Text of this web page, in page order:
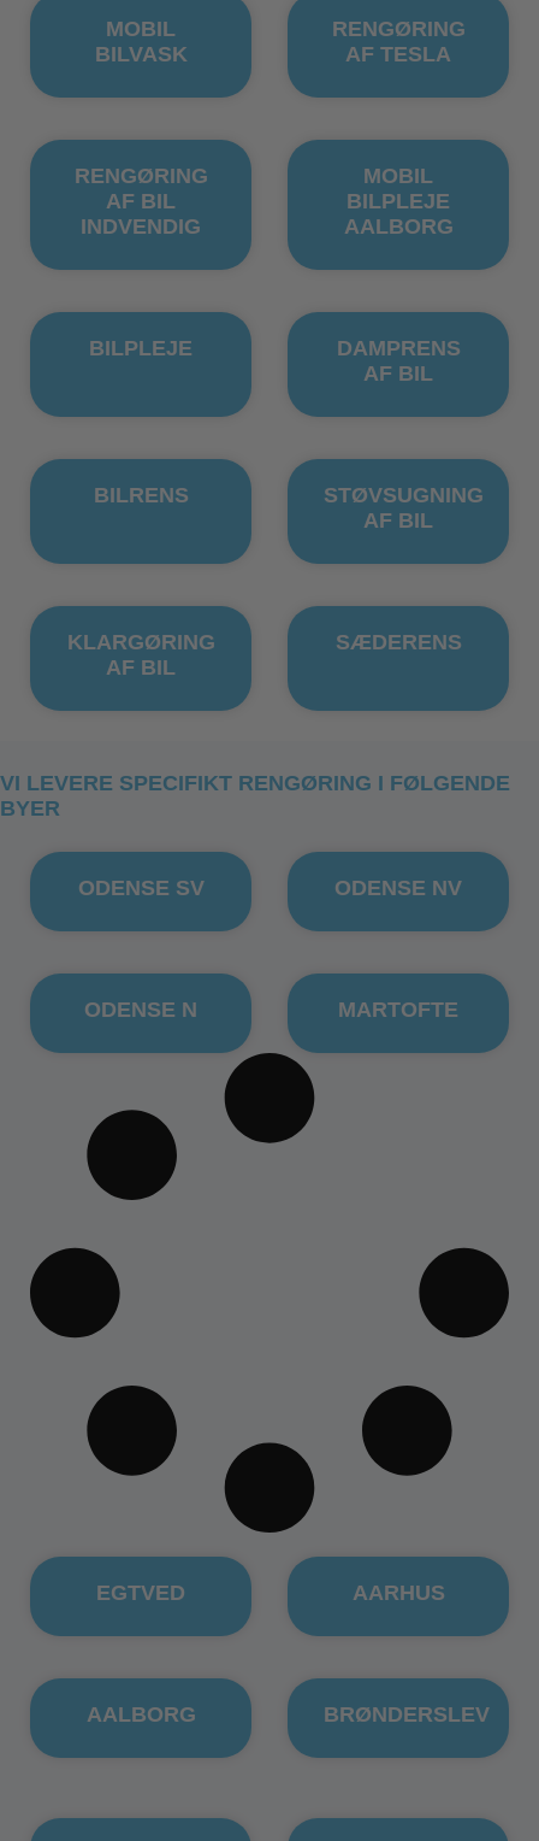
MOBIL
BILVASK
RENGØRING
AF TESLA
RENGØRING
AF BIL
INDVENDIG
MOBIL
BILPLEJE
AALBORG
BILPLEJE
DAMPRENS
AF BIL
BILRENS
STØVSUGNING
AF BIL
KLARGØRING
AF BIL
SÆDERENS
VI LEVERE SPECIFIKT RENGØRING I FØLGENDE
BYER
ODENSE SV ODENSE NV
ODENSE N MARTOFTE
EGTVED AARHUS
AALBORG BRØNDERSLEV